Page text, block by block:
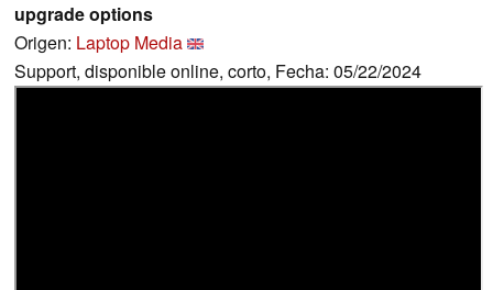
upgrade options
Origen: Laptop Media
Support, disponible online, corto, Fecha: 05/22/2024